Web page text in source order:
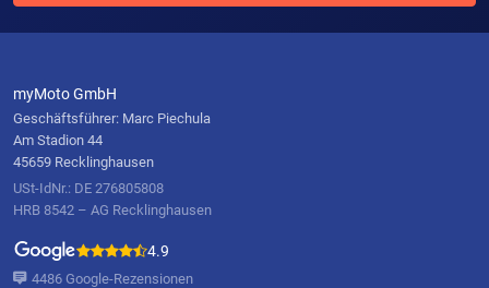
myMoto GmbH
Geschäftsführer: Marc Piechula
Am Stadion 44
45659 Recklinghausen
USt-IdNr.: DE 276805808
HRB 8542 – AG Recklinghausen
4.9
4486 Google-Rezensionen